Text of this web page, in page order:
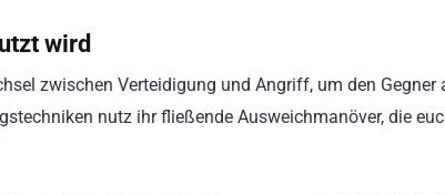
wird
zwischen Verteidigung und Angriff, um den
nutz ihr fließende Ausweichmanöver, die